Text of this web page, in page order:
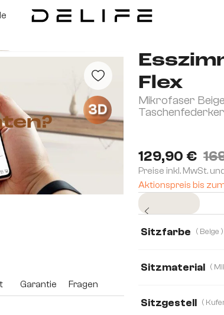
Flex
Mikrofaser
129,90 €
Preise inkl. MwSt.
Aktionspreis bis
Sitzfarbe ( Beige )
Sitzmaterial
Sitzgestell
3D
Garantie Fragen